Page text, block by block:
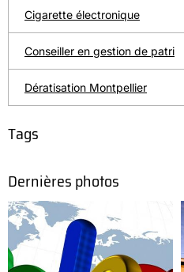
Cigarette électronique
Conseiller en gestion de patri
Dératisation Montpellier
Tags
Dernières photos